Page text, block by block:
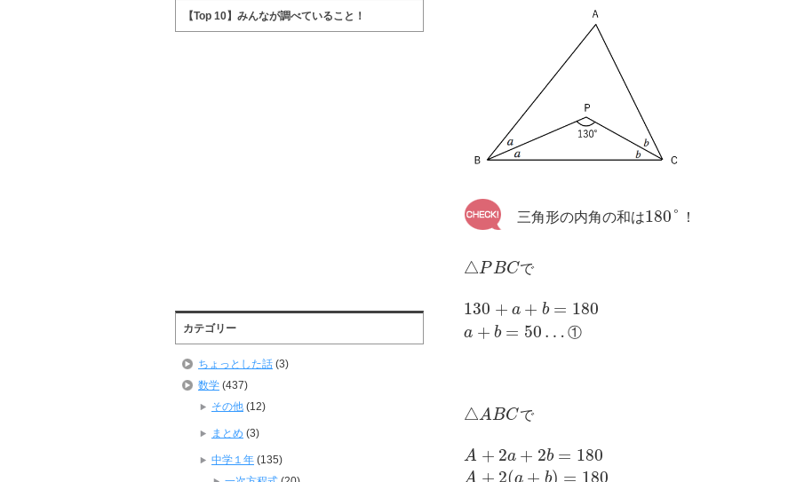
三角形の内角の和は180° ！
△PBCで
130 + a + b = 180
a + b = 50 … ①
△ABCで
A + 2a + 2b = 180
A + 2(a + b) = 180
【Top 10】みんなが調べていること！
カテゴリー
ちょっとした話 (3)
数学 (437)
その他 (12)
まとめ (3)
中学１年 (135)